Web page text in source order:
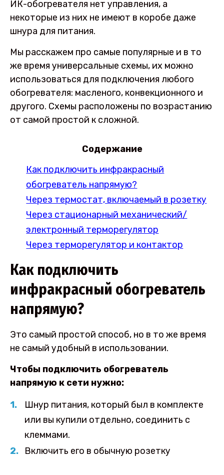
ИК-обогревателя нет управления, а
некоторые из них не имеют в коробе даже
шнура для питания.
Мы расскажем про самые популярные и в то
же время универсальные схемы, их можно
использоваться для подключения любого
обогревателя: масленого, конвекционного и
другого. Схемы расположены по возрастанию
от самой простой к сложной.
Содержание
Как подключить инфракрасный
обогреватель напрямую?
Через термостат, включаемый в розетку
Через стационарный механический/
электронный терморегулятор
Через терморегулятор и контактор
Как подключить
инфракрасный обогреватель
напрямую?
Это самый простой способ, но в то же время
не самый удобный в использовании.
Чтобы подключить обогреватель
напрямую к сети нужно:
Шнур питания, который был в комплекте
или вы купили отдельно, соединить с
клеммами.
Включить его в обычную розетку